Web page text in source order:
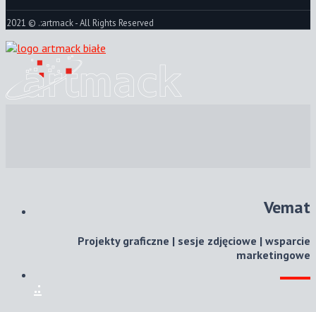
2021 © .:artmack - All Rights Reserved
.:
Vemat
Projekty graficzne | sesje zdjęciowe | wsparcie
marketingowe